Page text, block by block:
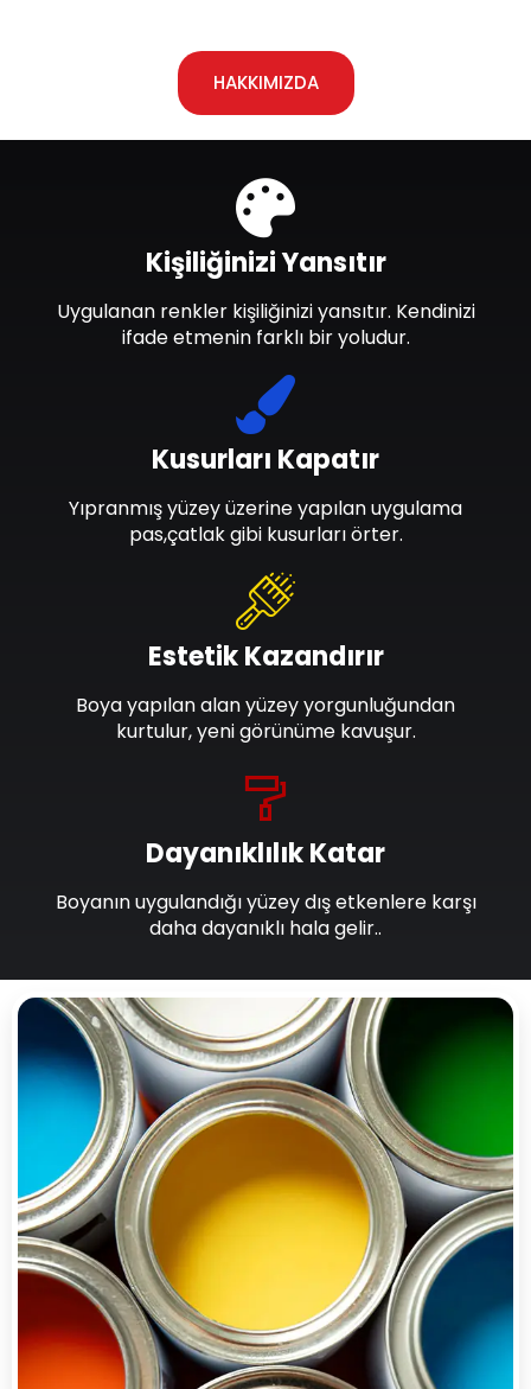
HAKKIMIZDA
Dayanıklılık Katar
Boyanın uygulandığı yüzey dış etkenlere karşı
daha dayanıklı hala gelir..
Estetik Kazandırır
Boya yapılan alan yüzey yorgunluğundan
kurtulur, yeni görünüme kavuşur.
Kusurları Kapatır
Yıpranmış yüzey üzerine yapılan uygulama
pas,çatlak gibi kusurları örter.
Kişiliğinizi Yansıtır
Uygulanan renkler kişiliğinizi yansıtır. Kendinizi
ifade etmenin farklı bir yoludur.